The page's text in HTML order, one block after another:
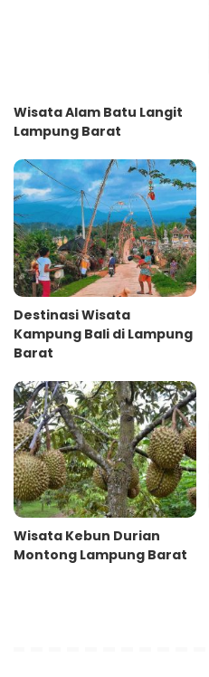
Wisata Alam Batu Langit
Lampung Barat
Destinasi Wisata
Kampung Bali di Lampung
Barat
Wisata Kebun Durian
Montong Lampung Barat